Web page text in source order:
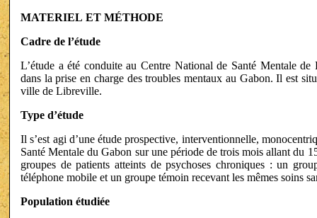
MATERIEL ET MÉTHODE
Cadre de l’étude
L’étude a été conduite au Centre National de Santé Mentale
dans la prise en charge des troubles mentaux au Gabon. Il est
ville de Libreville.
Type d’étude
Il s’est agi d’une étude prospective, interventionnelle,
Santé Mentale du Gabon sur une période de trois mois allant du
groupes de patients atteints de psychoses chroniques : un
téléphone mobile et un groupe témoin recevant les mêmes soins
Population étudiée